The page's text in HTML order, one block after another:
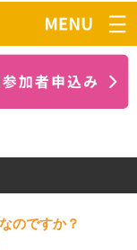
のですか？